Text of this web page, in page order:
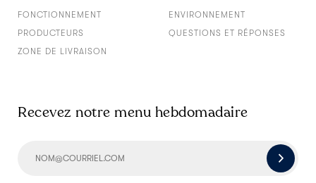
FONCTIONNEMENT
ENVIRONNEMENT
PRODUCTEURS
QUESTIONS ET RÉPONSES
ZONE DE LIVRAISON
Recevez notre menu hebdomadaire